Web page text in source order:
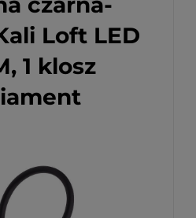
Loft LED
1 klosz